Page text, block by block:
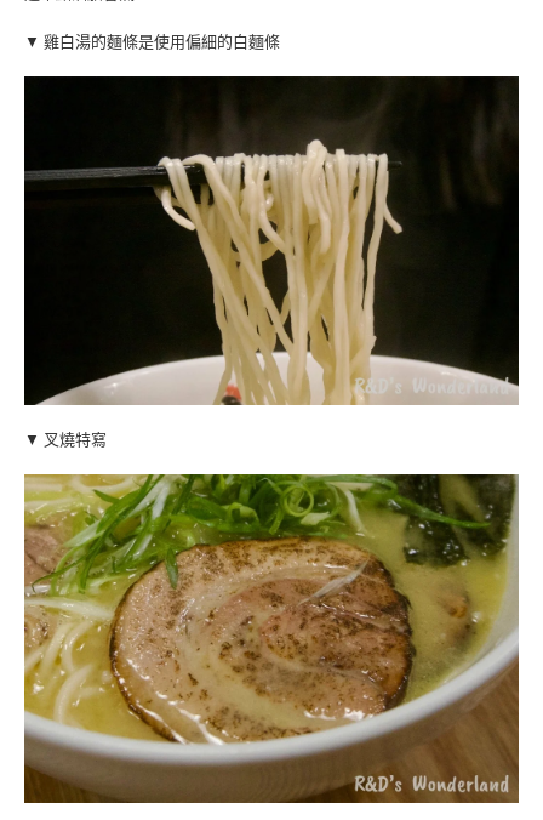
▼ 雞白湯的麵條是使用偏細的白麵條
▼ 叉燒特寫